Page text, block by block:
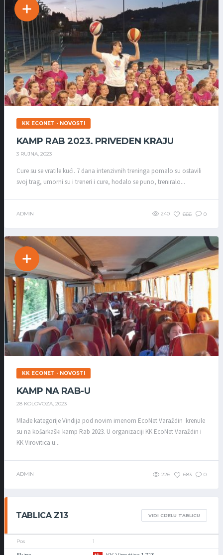
KK ECONET - NOVOSTI
KAMP RAB 2023. PRIVEDEN KRAJU
3 RUJNA, 2023
Cure su se vratile kući. 7 dana intenzivnih treninga pomalo su ostavili
svoj trag, umorni su i treneri i cure, hodalo se puno, treniralo...
ADMIN 240 666 0
KK ECONET - NOVOSTI
KAMP NA RAB-U
28 KOLOVOZA, 2023
Mlađe kategorije Vindija pod novim imenom EcoNet Varaždin krenule
su na košarkaški kamp Rab 2023. U organizaciji KK EcoNet Varaždin i
KK Virovitica u...
ADMIN 226 683 0
TABLICA Z13 VIDI CIJELU TABLICU
1